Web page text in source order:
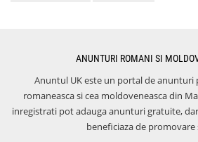
ANUNTURI ROMANI SI
Anuntul UK este un portal de
romaneasca si cea moldoveneasca din
inregistrati pot adauga anunturi gratuite,
beneficiaza de promovare